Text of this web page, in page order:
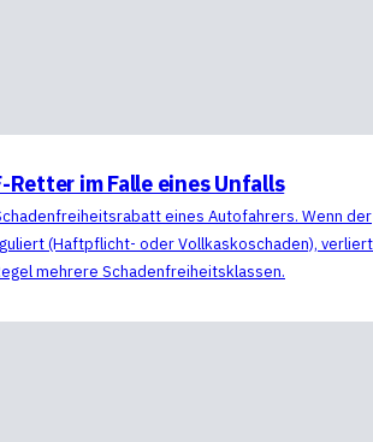
im Falle eines Unfalls
eines Autofahrers. Wenn der
(Haftpflicht- oder Vollkaskoschaden),
mehrere Schadenfreiheitsklassen.